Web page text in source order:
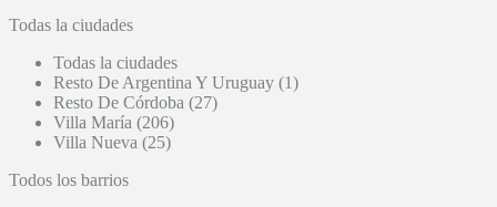
Todas la ciudades
Todas la ciudades
Resto De Argentina Y Uruguay (1)
Resto De Córdoba (27)
Villa María (206)
Villa Nueva (25)
Todos los barrios